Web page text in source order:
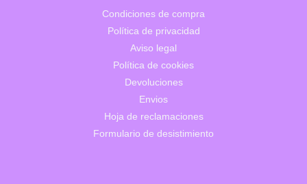
Condiciones de compra
Política de privacidad
Aviso legal
Política de cookies
Devoluciones
Envios
Hoja de reclamaciones
Formulario de desistimiento